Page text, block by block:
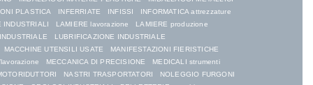
PLASTICA
INFERRIATE INFISSI
INFORMATICA attrezzature
INDUSTRIALI
LAMIERE lavorazione
LAMIERE produzione
LUBRIFICAZIONE INDUSTRIALE
MACCHINE UTENSILI USATE
MANIFESTAZIONI FIERISTICHE
MECCANICA DI PRECISIONE
MEDICALI strumenti
NASTRI TRASPORTATORI
NOLEGGIO FURGONI